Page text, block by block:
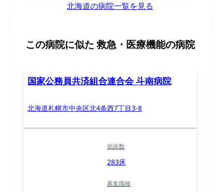
北海道の病院一覧を見る
この病院に似た 救急・医療機能の病院
国家公務員共済組合連合会 斗南病院
北海道札幌市中央区北4条西7丁目3-8
病床数
283床
募集職種